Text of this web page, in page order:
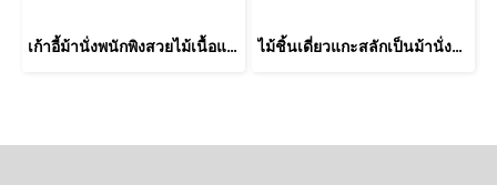
เก้าอี้ม้านั่งพนักพิงสวยไม้เนื้อแข็งสีอ่อน ไม้ชิ้นเดี่ยวแกะสลักเป็นม้านั่งยาวเผ่านากา